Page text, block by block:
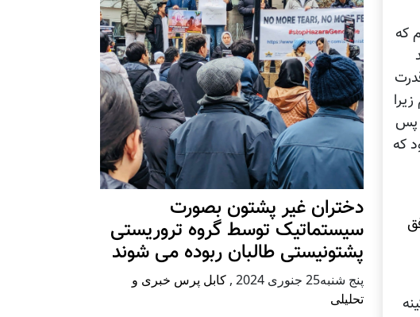
که
پس
که
دختران غیر پشتون بصورت
سیستماتیک توسط گروه تروریستی
پشتونیستی طالبان ربوده می شوند
پنج شنبه25 جنوری 2024 , کابل پرس خبری و
تحلیلی